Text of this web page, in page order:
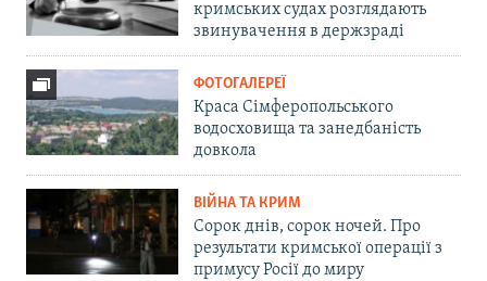
кримських судах розглядають
звинувачення в держзраді
ФОТОГАЛЕРЕЇ
Краса Сімферопольського
водосховища та занедбаність
довкола
ВІЙНА ТА КРИМ
Сорок днів, сорок ночей. Про
результати кримської операції з
примусу Росії до миру